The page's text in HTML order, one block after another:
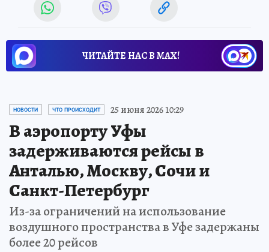
ЧИТАЙТЕ НАС В МАХ!
НОВОСТИ ЧТО ПРОИСХОДИТ 25 июня 2026 10:29
В аэропорту Уфы
задерживаются рейсы в
Анталью, Москву, Сочи и
Санкт-Петербург
Из-за ограничений на использование
воздушного пространства в Уфе задержаны
более 20 рейсов